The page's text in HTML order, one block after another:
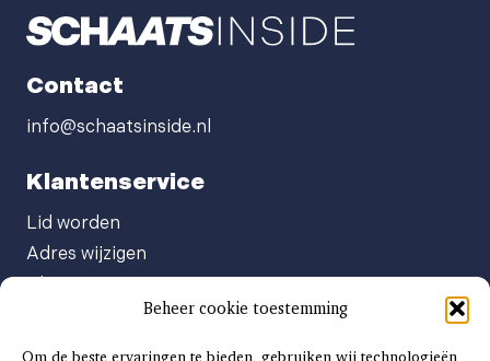
Beheer cookie toestemming
Om de beste ervaringen te bieden, gebruiken wij technologieën
Contact
info@schaatsinside.nl
Klantenservice
Lid worden
Adres wijzigen
Abonnement opzeggen
Afgeven automatische incasso